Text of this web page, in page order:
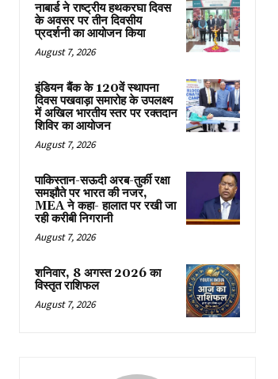
नाबार्ड ने राष्ट्रीय हथकरघा दिवस
के अवसर पर तीन दिवसीय
प्रदर्शनी का आयोजन किया
August 7, 2026
इंडियन बैंक के 120वें स्थापना
दिवस पखवाड़ा समारोह के उपलक्ष्य
में अखिल भारतीय स्तर पर रक्तदान
शिविर का आयोजन
August 7, 2026
पाकिस्तान-सऊदी अरब-तुर्की रक्षा
समझौते पर भारत की नजर,
MEA ने कहा- हालात पर रखी जा
रही करीबी निगरानी
August 7, 2026
शनिवार, 8 अगस्त 2026 का
विस्तृत राशिफल
August 7, 2026